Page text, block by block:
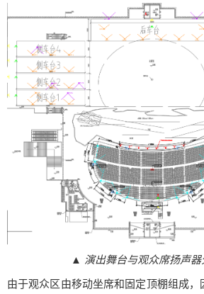
▲ 演出舞台与观众席扬声器
由于观众区由移动坐席和固定顶棚组成，